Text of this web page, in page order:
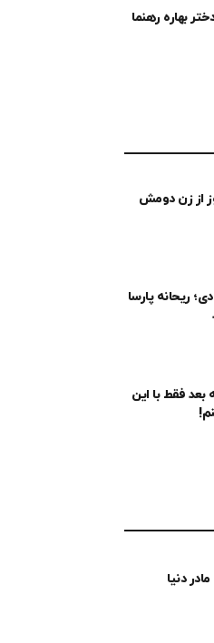
بهاره رهنما
از زن دومش
ریحانه پارسا
بعد فقط با این
دنیا